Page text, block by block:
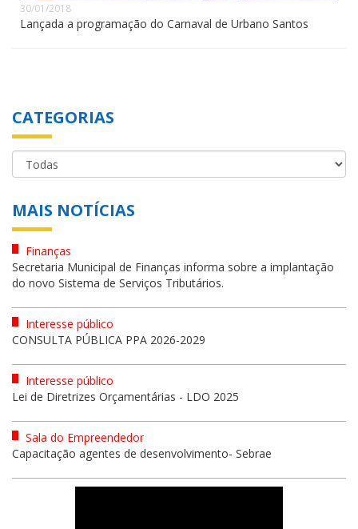
30/01/2018
Lançada a programação do Carnaval de Urbano Santos
CATEGORIAS
MAIS NOTÍCIAS
Finanças
Secretaria Municipal de Finanças informa sobre a implantação
do novo Sistema de Serviços Tributários.
Interesse público
CONSULTA PÚBLICA PPA 2026-2029
Interesse público
Lei de Diretrizes Orçamentárias - LDO 2025
Sala do Empreendedor
Capacitação agentes de desenvolvimento- Sebrae